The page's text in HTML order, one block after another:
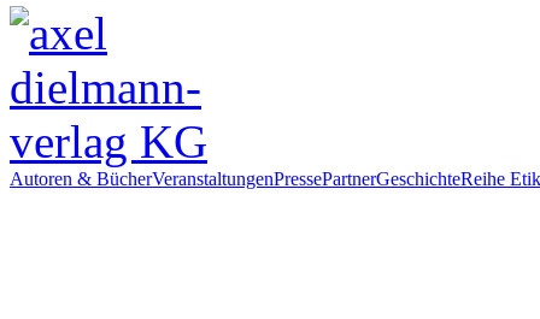
Autoren & BücherVeranstaltungenPressePartnerGeschichteReihe